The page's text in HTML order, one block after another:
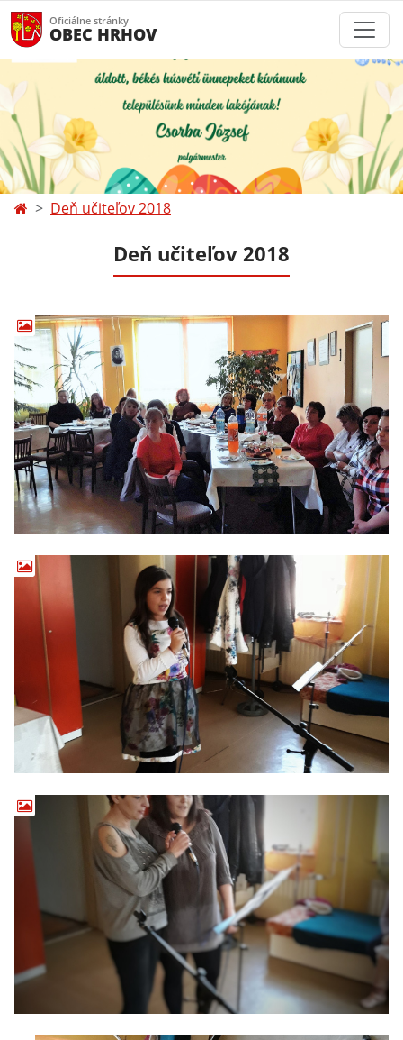
Oficiálne stránky
OBEC HRHOV
Deň učiteľov 2018
Deň učiteľov 2018